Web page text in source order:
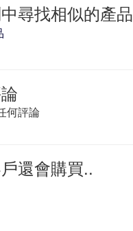
尋找相似的產品
何評論
還會購買..